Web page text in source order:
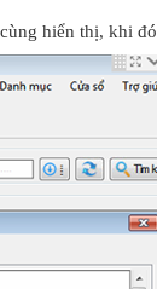
hiển thị, khi